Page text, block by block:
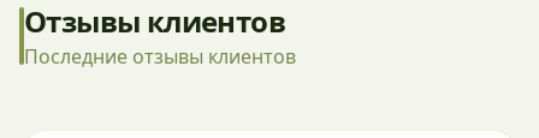
Отзывы клиентов
Последние отзывы клиентов